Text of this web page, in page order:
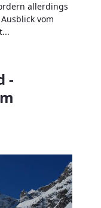
allerdings
vom
-